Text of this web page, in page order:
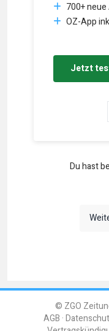
700+
OZ-App
Jetzt
Du hast
© ZGO
AGB